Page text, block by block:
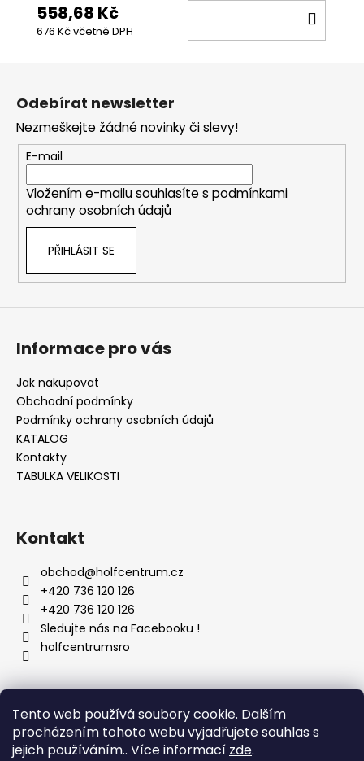
Tento web používá soubory cookie. Dalším
procházením tohoto webu vyjadřujete souhlas s
jejich používáním.. Více informací zde.
558,68 Kč
676 Kč včetně DPH
Odebírat newsletter
Nezmeškejte žádné novinky či slevy!
E-mail
Vložením e-mailu souhlasíte s podmínkami
ochrany osobních údajů
PŘIHLÁSIT SE
Informace pro vás
Jak nakupovat
Obchodní podmínky
Podmínky ochrany osobních údajů
KATALOG
Kontakty
TABULKA VELIKOSTI
Kontakt
obchod@holfcentrum.cz
+420 736 120 126
+420 736 120 126
Sledujte nás na Facebooku !
holfcentrumsro